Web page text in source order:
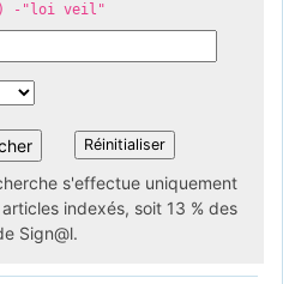
-"loi veil"
s'effectue uniquement
indexés, soit 13 % des
Sign@l.